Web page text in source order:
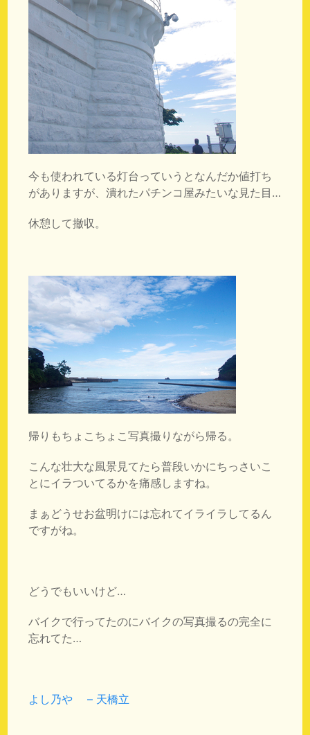
今も使われている灯台っていうとなんだか値打ち
がありますが、潰れたパチンコ屋みたいな見た目…
休憩して撤収。
帰りもちょこちょこ写真撮りながら帰る。
こんな壮大な風景見てたら普段いかにちっさいこ
とにイラついてるかを痛感しますね。
まぁどうせお盆明けには忘れてイライラしてるん
ですがね。
どうでもいいけど…
バイクで行ってたのにバイクの写真撮るの完全に
忘れてた…
よし乃や – 天橋立